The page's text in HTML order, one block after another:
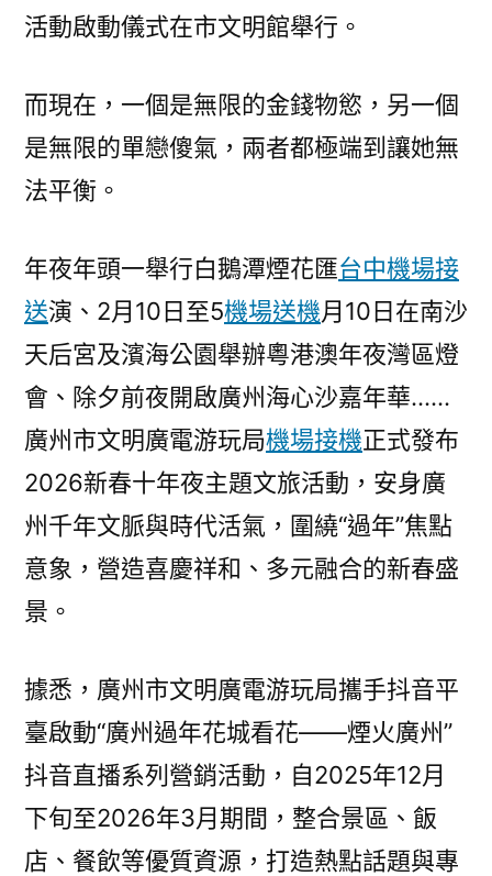
夜
灣
廣
州
海
心
沙
年
華……
請
到
廣
夜
年！
2026
新
春
文
活動啟動儀式在市文明館舉行。
而現在，一個是無限的金錢物慾，另一個
是無限的單戀傻氣，兩者都極端到讓她無
法平衡。
年夜年頭一舉行白鵝潭煙花匯台中機場接
送演、2月10日至5機場送機月10日在南沙
天后宮及濱海公園舉辦粵港澳年夜灣區燈
會、除夕前夜開啟廣州海心沙嘉年華……
廣州市文明廣電游玩局機場接機正式發布
2026新春十年夜主題文旅活動，安身廣
州千年文脈與時代活氣，圍繞“過年”焦點
意象，營造喜慶祥和、多元融合的新春盛
景。
據悉，廣州市文明廣電游玩局攜手抖音平
臺啟動“廣州過年花城看花——煙火廣州”
抖音直播系列營銷活動，自2025年12月
下旬至2026年3月期間，整合景區、飯
店、餐飲等優質資源，打造熱點話題與專